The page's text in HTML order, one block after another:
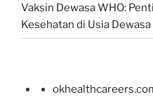
Vaksin Dewasa WHO:
Kesehatan di Usia Dewasa